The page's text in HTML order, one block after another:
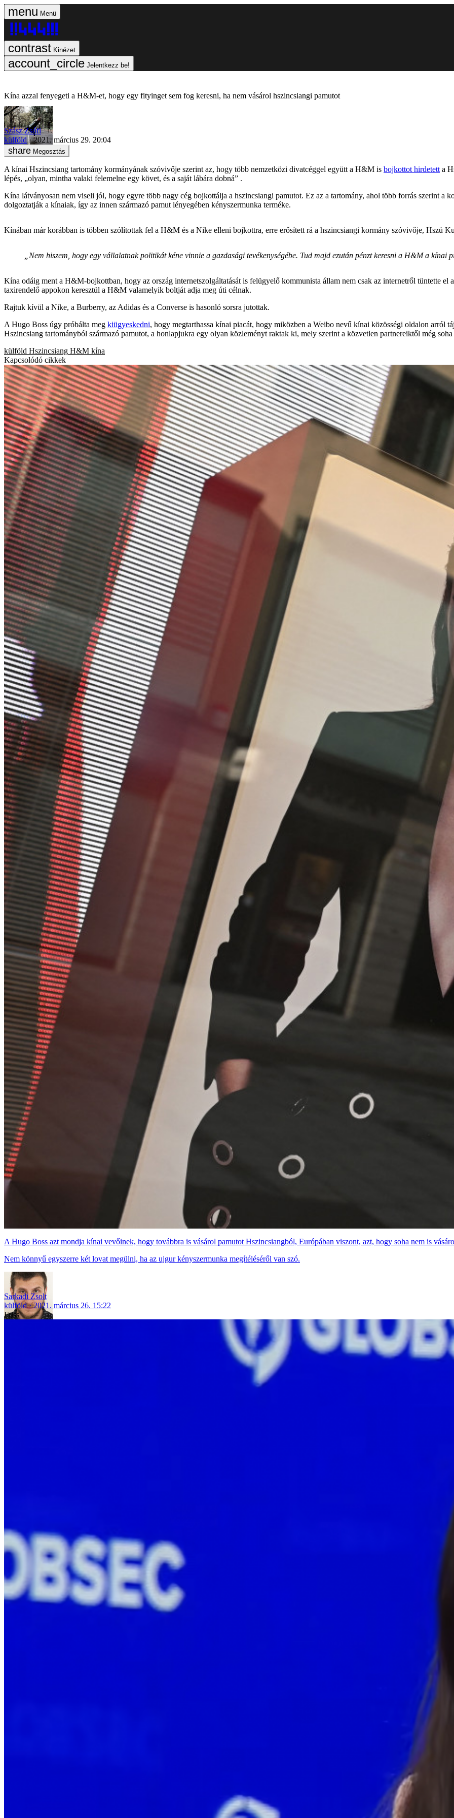
Menü
Kinézet
Jelentkezz be!
Kína azzal fenyegeti a H&M-et, hogy egy fityinget sem fog keresni, ha nem vásárol hszincsiangi pamutot
Szász Zsófi
külföld
2021. március 29. 20:04
Megosztás
A kínai Hszincsiang tartomány kormányának szóvivője szerint az, hogy több nemzetközi divatcéggel együtt a H&M is bojkottot hirdetett a
lépés, „olyan, mintha valaki felemelne egy követ, és a saját lábára dobná” .
Kína látványosan nem viseli jól, hogy egyre több nagy cég bojkottálja a hszincsiangi pamutot. Ez az a tartomány, ahol több forrás szerint a
dolgoztatják a kínaiak, így az innen származó pamut lényegében kényszermunka terméke.
Kínában már korábban is többen szólítottak fel a H&M és a Nike elleni bojkottra, erre erősített rá a hszincsiangi kormány szóvivője, Hszü
„Nem hiszem, hogy egy vállalatnak politikát kéne vinnie a gazdasági tevékenységébe. Tud majd ezután pénzt keresni a H&M a kínai
Kína odáig ment a H&M-bojkottban, hogy az ország internetszolgáltatását is felügyelő kommunista állam nem csak az internetről tüntette el
taxirendelő appokon keresztül a H&M valamelyik boltját adja meg úti célnak.
Rajtuk kívül a Nike, a Burberry, az Adidas és a Converse is hasonló sorsra jutottak.
A Hugo Boss úgy próbálta meg kiügyeskedni, hogy megtarthassa kínai piacát, hogy miközben a Weibo nevű kínai közösségi oldalon arról
Hszincsiang tartományból származó pamutot, a honlapjukra egy olyan közleményt raktak ki, mely szerint a közvetlen partnereiktől még
külföld Hszincsiang H&M kína
Kapcsolódó cikkek
A Hugo Boss azt mondja kínai vevőinek, hogy továbbra is vásárol pamutot Hszincsiangból, Európában viszont, azt, hogy soha nem is
Nem könnyű egyszerre két lovat megülni, ha az ujgur kényszermunka megítéléséről van szó.
Sarkadi Zsolt
külföld
2021. március 26. 15:22
Friss